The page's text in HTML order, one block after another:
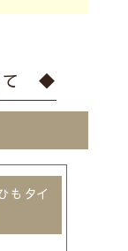
て ◆
ひもタイ